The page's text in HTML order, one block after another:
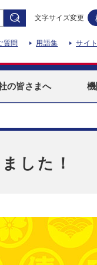
文字サイズ変更
質問 用語集 サイ
の皆さまへ
した！